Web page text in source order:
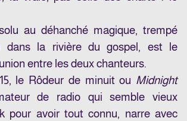
au déhanché magique, trempé
dans la rivière du gospel, est le
entre les deux chanteurs.
le Rôdeur de minuit ou Midnight
de radio qui semble vieux
pour avoir tout connu, narre avec